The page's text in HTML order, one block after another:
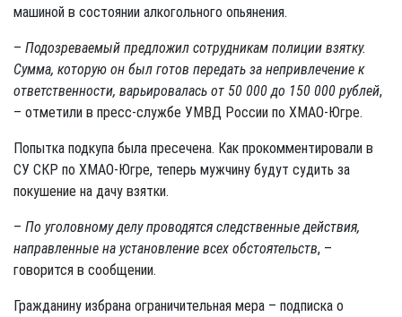
машиной в состоянии алкогольного опьянения.
– Подозреваемый предложил сотрудникам полиции взятку.
Сумма, которую он был готов передать за непривлечение к
ответственности, варьировалась от 50 000 до 150 000 рублей,
– отметили в пресс-службе УМВД России по ХМАО-Югре.
Попытка подкупа была пресечена. Как прокомментировали в
СУ СКР по ХМАО-Югре, теперь мужчину будут судить за
покушение на дачу взятки.
– По уголовному делу проводятся следственные действия,
направленные на установление всех обстоятельств, –
говорится в сообщении.
Гражданину избрана ограничительная мера – подписка о